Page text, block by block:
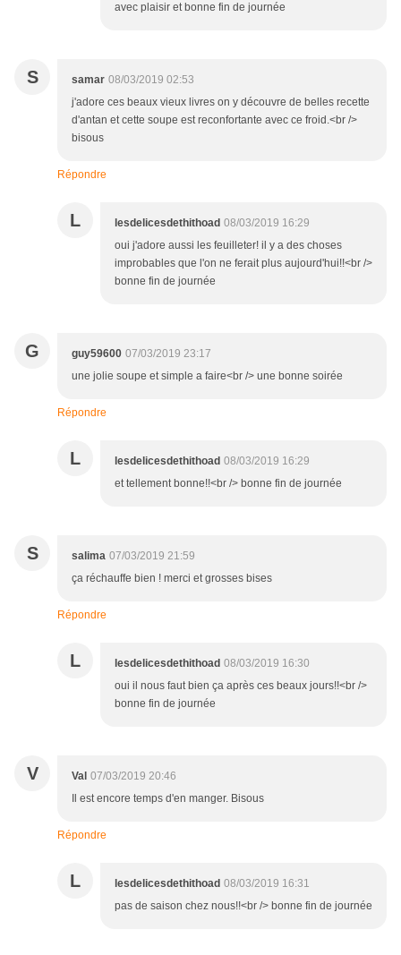
avec plaisir et bonne fin de journée
S samar 08/03/2019 02:53
j'adore ces beaux vieux livres on y découvre de belles recette
d'antan et cette soupe est reconfortante avec ce froid.<br />
bisous
Répondre
L lesdelicesdethithoad 08/03/2019 16:29
oui j'adore aussi les feuilleter! il y a des choses
improbables que l'on ne ferait plus aujourd'hui!!<br />
bonne fin de journée
G guy59600 07/03/2019 23:17
une jolie soupe et simple a faire<br /> une bonne soirée
Répondre
L lesdelicesdethithoad 08/03/2019 16:29
et tellement bonne!!<br /> bonne fin de journée
S salima 07/03/2019 21:59
ça réchauffe bien ! merci et grosses bises
Répondre
L lesdelicesdethithoad 08/03/2019 16:30
oui il nous faut bien ça après ces beaux jours!!<br />
bonne fin de journée
V Val 07/03/2019 20:46
Il est encore temps d'en manger. Bisous
Répondre
L lesdelicesdethithoad 08/03/2019 16:31
pas de saison chez nous!!<br /> bonne fin de journée